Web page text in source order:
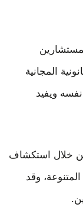
المجانية
ويفيد
خلال استكشاف
وقد